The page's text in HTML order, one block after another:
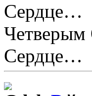
Сердце…
Четверым
Сердце…